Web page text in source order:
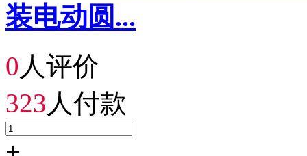
装电动圆...
0 人评价
323 人付款